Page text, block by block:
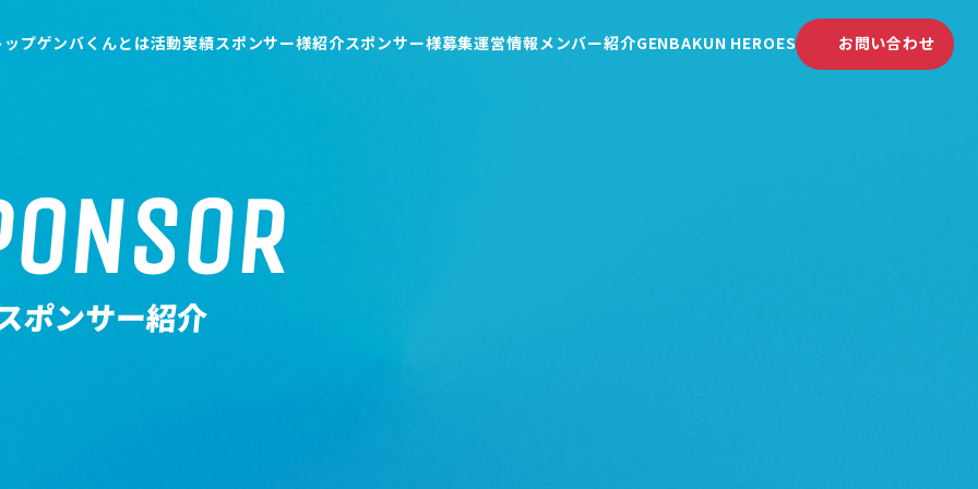
ップゲンバくんとは活動実績スポンサー様紹介スポンサー様募集運営情報メンバー紹介GENBAKUN HEROES お問い合わせ
ポンサー紹介